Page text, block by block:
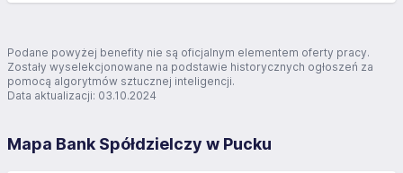
Podane powyżej benefity nie są oficjalnym elementem oferty pracy.
Zostały wyselekcjonowane na podstawie historycznych ogłoszeń za
pomocą algorytmów sztucznej inteligencji.
Data aktualizacji: 03.10.2024
Mapa Bank Spółdzielczy w Pucku